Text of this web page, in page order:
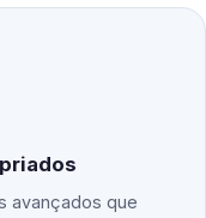
avançados que